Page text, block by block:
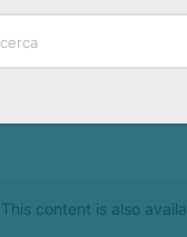
This content is also